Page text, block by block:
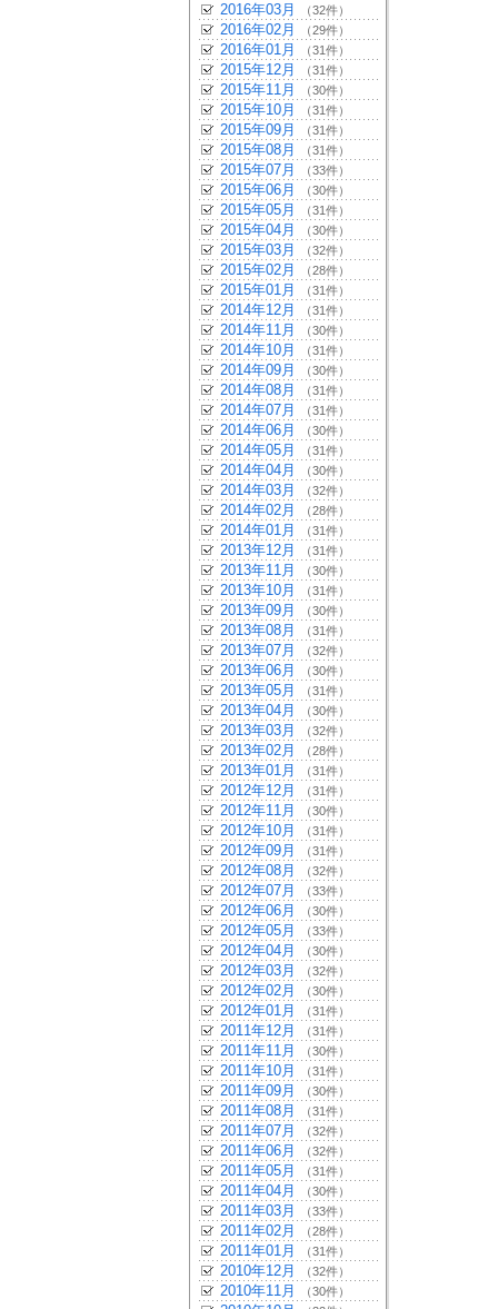
2016年03月 （32件）
2016年02月 （29件）
2016年01月 （31件）
2015年12月 （31件）
2015年11月 （30件）
2015年10月 （31件）
2015年09月 （31件）
2015年08月 （31件）
2015年07月 （33件）
2015年06月 （30件）
2015年05月 （31件）
2015年04月 （30件）
2015年03月 （32件）
2015年02月 （28件）
2015年01月 （31件）
2014年12月 （31件）
2014年11月 （30件）
2014年10月 （31件）
2014年09月 （30件）
2014年08月 （31件）
2014年07月 （31件）
2014年06月 （30件）
2014年05月 （31件）
2014年04月 （30件）
2014年03月 （32件）
2014年02月 （28件）
2014年01月 （31件）
2013年12月 （31件）
2013年11月 （30件）
2013年10月 （31件）
2013年09月 （30件）
2013年08月 （31件）
2013年07月 （32件）
2013年06月 （30件）
2013年05月 （31件）
2013年04月 （30件）
2013年03月 （32件）
2013年02月 （28件）
2013年01月 （31件）
2012年12月 （31件）
2012年11月 （30件）
2012年10月 （31件）
2012年09月 （31件）
2012年08月 （32件）
2012年07月 （33件）
2012年06月 （30件）
2012年05月 （33件）
2012年04月 （30件）
2012年03月 （32件）
2012年02月 （30件）
2012年01月 （31件）
2011年12月 （31件）
2011年11月 （30件）
2011年10月 （31件）
2011年09月 （30件）
2011年08月 （31件）
2011年07月 （32件）
2011年06月 （32件）
2011年05月 （31件）
2011年04月 （30件）
2011年03月 （33件）
2011年02月 （28件）
2011年01月 （31件）
2010年12月 （32件）
2010年11月 （30件）